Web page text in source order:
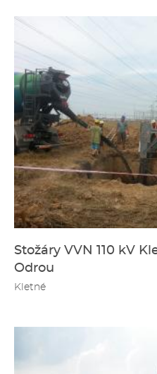
Stožáry VVN 110 kV
Odrou
Kletné